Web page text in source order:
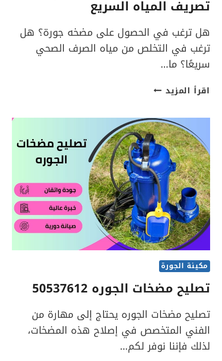
تصريف المياه السريع
هل ترغب في الحصول على مضخه جورة؟ هل
ترغب في التخلص من مياه الصرف الصحي
سريعًا؟ ما…
اقرأ المزيد مضخه
سر
تصريف
المياه
السريع
مكينة الجورة
تصليح مضخات الجوره 50537612
تصليح مضخات الجوره يحتاج إلى مهارة من
الفني المتخصص في إصلاح هذه المضخات،
لذلك فإننا نوفر لكم…